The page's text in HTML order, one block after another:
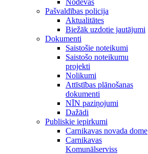
Nodevas
Pašvaldības policija
Aktualitātes
Biežāk uzdotie jautājumi
Dokumenti
Saistošie noteikumi
Saistošo noteikumu
projekti
Nolikumi
Attīstības plānošanas
dokumenti
NĪN paziņojumi
Dažādi
Publiskie iepirkumi
Carnikavas novada dome
Carnikavas
Komunālserviss